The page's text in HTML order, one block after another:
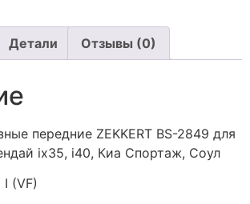
Детали Отзывы (0)
передние ZEKKERT BS-2849 для
ix35, i40, Киа Спортаж, Соул
(VF)